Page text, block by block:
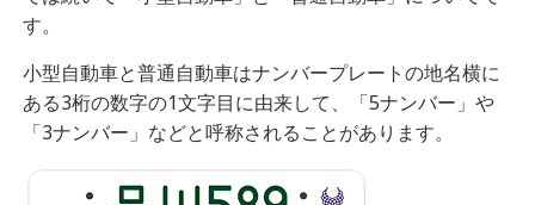
す。
小型自動車と普通自動車はナンバープレートの地名横に
ある3桁の数字の1文字目に由来して、「5ナンバー」や
「3ナンバー」などと呼称されることがあります。